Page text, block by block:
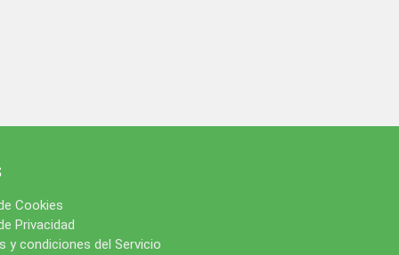
Cookies
Privacidad
y condiciones del Servicio